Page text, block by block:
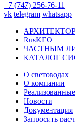
+7 (747) 256-76-11
vk telegram whatsapp
RusKEO
ЧАСТНЫМ
КАТАЛОГ
О световодах
О компании
Новости
Документация
Запросить